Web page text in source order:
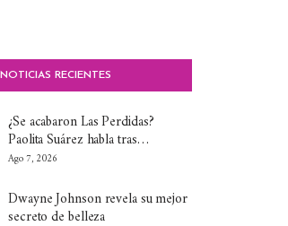
NOTICIAS RECIENTES
¿Se acabaron Las Perdidas?
Paolita Suárez habla tras…
Ago 7, 2026
Dwayne Johnson revela su mejor
secreto de belleza